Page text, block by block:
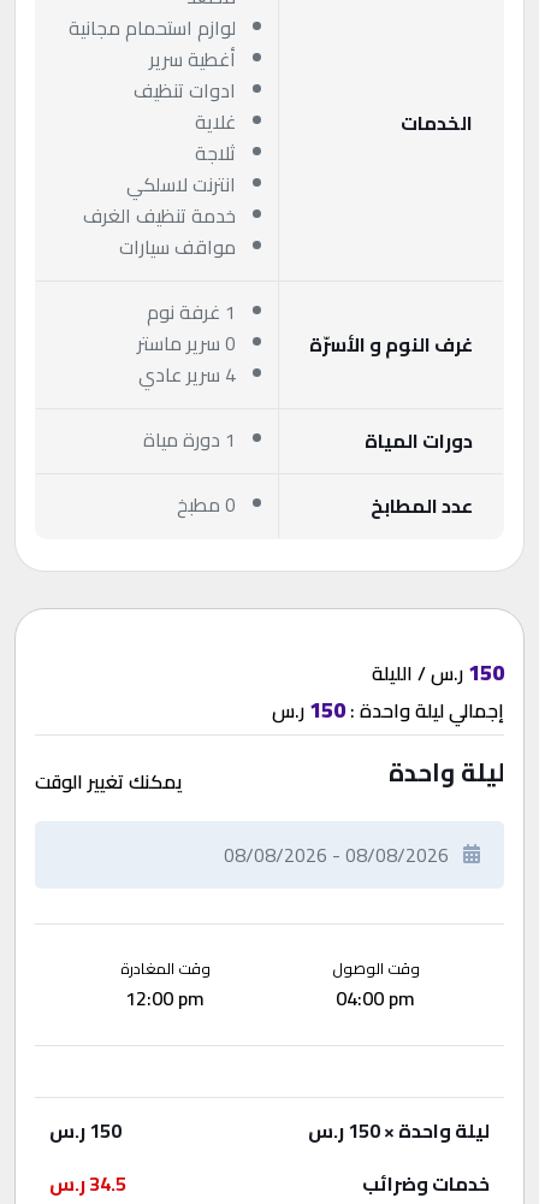
الخدمات
لوازم استحمام مجانية
أغطية سرير
ادوات تنظيف
غلاية
ثلاجة
انترنت لاسلكي
خدمة تنظيف الغرف
مواقف سيارات
غرف النوم و الأسرّة
1 غرفة نوم
0 سرير ماستر
4 سرير عادي
دورات المياة
1 دورة مياة
عدد المطابخ
0 مطبخ
150ر.س / الليلة
إجماليليلة واحدة:
150ر.س
ليلة واحدة يمكنك تغيير الوقت
وقت الوصول
04:00 pm
وقت المغادرة
12:00 pm
ليلة واحدة× 150 ر.س 150ر.س
خدمات وضرائب
34.5ر.س